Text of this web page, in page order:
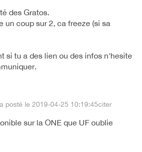
des Gratos.
un coup sur 2, ca freeze (si sa
si tu a des lien ou des infos n'hesite
a posté le 2019-04-25 10:19:45citer
sur la ONE que UF oublie